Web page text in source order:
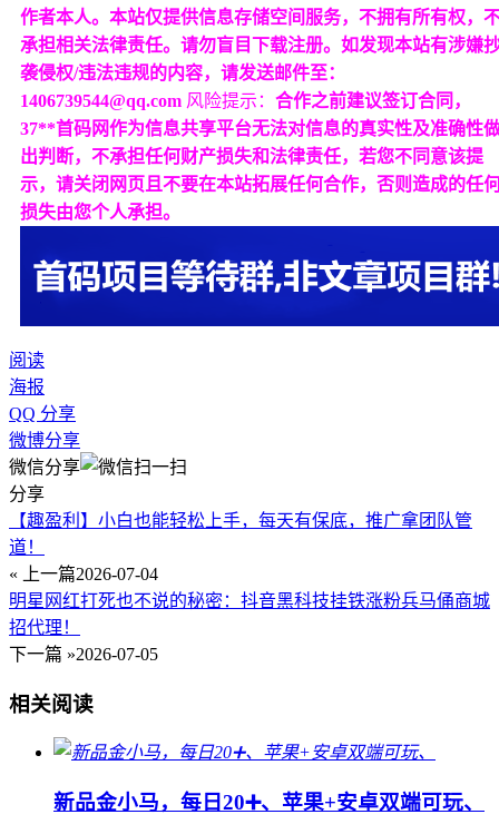
作者本人。本站仅提供信息存储空间服务，不拥有所有权，
承担相关法律责任。请勿盲目下载注册。如发现本站有涉嫌
袭侵权/违法违规的内容，请发送邮件至：
1406739544@qq.com 风险提示： 合作之前建议签订合同，
37**首码网作为信息共享平台无法对信息的真实性及准确性
出判断，不承担任何财产损失和法律责任，若您不同意该提
示，请关闭网页且不要在本站拓展任何合作，否则造成的任
损失由您个人承担。
阅读
海报
QQ 分享
微博分享
微信分享
分享
【趣盈利】小白也能轻松上手，每天有保底，推广拿团队管
道！
« 上一篇2026-07-04
明星网红打死也不说的秘密：抖音黑科技挂铁涨粉兵马俑商城
招代理！
下一篇 »2026-07-05
相关阅读
新品金小马，每日20➕、苹果+安卓双端可玩、